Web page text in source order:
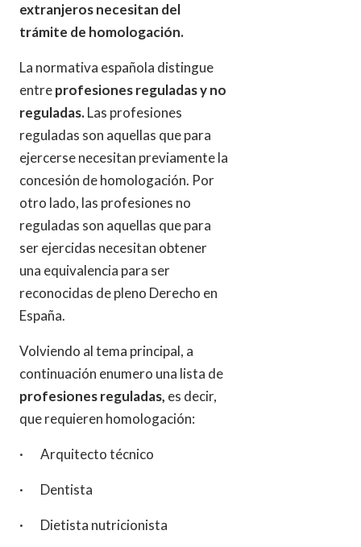
extranjeros necesitan del
trámite de homologación.
La normativa española distingue
entreprofesiones reguladas y no
reguladas.Las profesiones
reguladas son aquellas que para
ejercerse necesitan previamente la
concesión de homologación. Por
otro lado, las profesiones no
reguladas son aquellas que para
ser ejercidas necesitan obtener
una equivalencia para ser
reconocidas de pleno Derecho en
España.
Volviendo al tema principal, a
continuación enumero una lista de
profesiones reguladas, es decir,
que requieren homologación:
· Arquitecto técnico
· Dentista
· Dietista nutricionista